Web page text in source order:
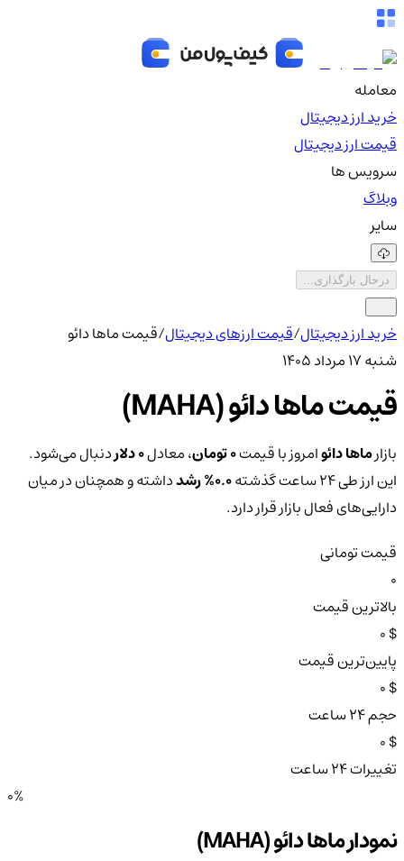
معامله
خرید ارز دیجیتال
قیمت ارز دیجیتال
سرویس ها
وبلاگ
سایر
درحال بارگذاری...
خرید ارز دیجیتال/قیمت ارزهای دیجیتال/قیمت ماها دائو
شنبه ۱۷ مرداد ۱۴۰۵
قیمت ماها دائو (MAHA)
بازارماها دائوامروز با قیمت0 تومان ، معادل0 دلار
دنبال می‌شود.
این ارز طی ۲۴ ساعت گذشته
0.0% رشدداشته و همچنان در میان
دارایی‌های فعال بازار قرار دارد.
قیمت تومانی
بالاترین قیمت
$ 0
پایین‌ترین قیمت
$ 0
حجم ۲۴ ساعت
$ 0
تغییرات ۲۴ ساعت
0%
نمودار ماها دائو (MAHA)